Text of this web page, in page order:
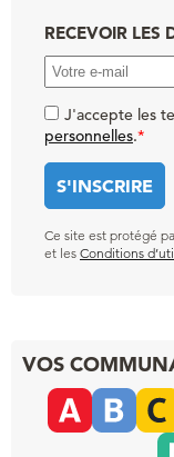
RECEVOIR LES
J'accepte les
personnelles.*
Ce site est protégé
et les Conditions
VOS